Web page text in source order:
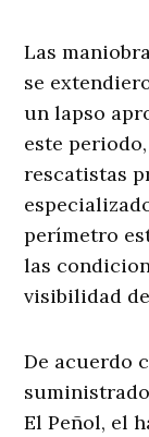
Las
se
un lapso
este
rescatistas
perímetro
las
visibilidad
De acuerdo
El Peñol, el